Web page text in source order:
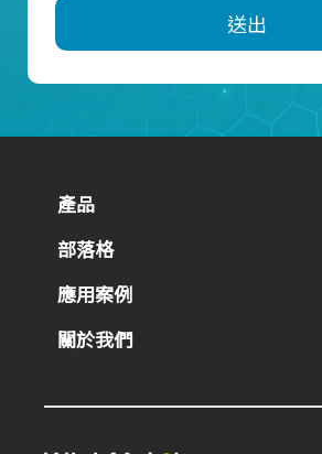
送出
產品
部落格
應用案例
關於我們